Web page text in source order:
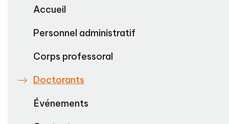
Accueil
Personnel administratif
Corps professoral
Doctorants
Événements